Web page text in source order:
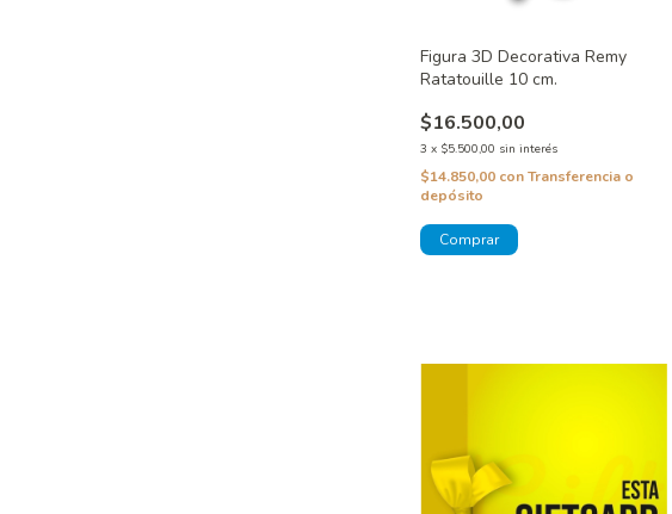
Figura 3D Decorativa Remy
Ratatouille 10 cm.
$16.500,00
3 x $5.500,00 sin interés
$14.850,00 con Transferencia o
depósito